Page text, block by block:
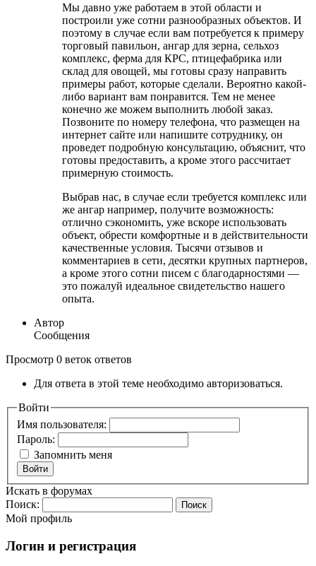
Мы давно уже работаем в этой области и
построили уже сотни разнообразных объектов. И
поэтому в случае если вам потребуется к примеру
торговый павильон, ангар для зерна, сельхоз
комплекс, ферма для КРС, птицефабрика или
склад для овощей, мы готовы сразу направить
примеры работ, которые сделали. Вероятно какой-
либо вариант вам понравится. Тем не менее
конечно же можем выполнить любой заказ.
Позвоните по номеру телефона, что размещен на
интернет сайте или напишите сотруднику, он
проведет подробную консультацию, объяснит, что
готовы предоставить, а кроме этого рассчитает
примерную стоимость.
Выбрав нас, в случае если требуется комплекс или
же ангар например, получите возможность:
отлично сэкономить, уже вскоре использовать
объект, обрести комфортные и в действительности
качественные условия. Тысячи отзывов и
комментариев в сети, десятки крупных партнеров,
а кроме этого сотни писем с благодарностями —
это пожалуй идеальное свидетельство нашего
опыта.
Автор
Сообщения
Просмотр 0 веток ответов
Для ответа в этой теме необходимо авторизоваться.
Войти
Имя пользователя:
Пароль:
Запомнить меня
Войти
Искать в форумах
Поиск:
Мой профиль
Логин и регистрация